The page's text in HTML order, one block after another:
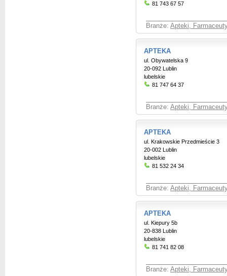
81 743 67 57
Branże: Apteki,
APTEKA
ul. Obywatelska 9
20-092 Lublin
lubelskie
81 747 64 37
Branże: Apteki,
APTEKA
ul. Krakowskie Przedmieście 3
20-002 Lublin
lubelskie
81 532 24 34
Branże: Apteki,
APTEKA
ul. Kiepury 5b
20-838 Lublin
lubelskie
81 741 82 08
Branże: Apteki,